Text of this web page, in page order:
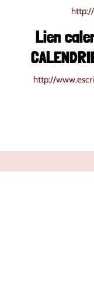
Lien
http://